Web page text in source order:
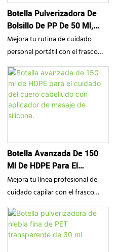
Botella Pulverizadora De
Bolsillo De PP De 50 Ml,
Color Azul Claro, De
Primera Calidad.
Mejora tu rutina de cuidado
personal portátil con el frasco
pulverizador tipo tarjeta de PP de
50 ml de SampoX. Fabricado en
PP resistente con un refrescante
acabado azul claro mate, este
envase ultradelgado de bolsillo
con un pulverizador de niebla
fina de precisión, lo que lo
convierte en la solución ideal
para desinfectantes de manos,
fragancias de viaje y tónicos
faciales hidratantes.
Botella Avanzada De 150
Ml De HDPE Para El
Cuidado Del Cuero
Cabelludo Con Aplicador De
Mejora tu línea profesional de
cuidado capilar con el frasco
aplicador para el cuero cabelludo
SampoX de 150 ml en HDPE.
Diseñado con un cabezal de